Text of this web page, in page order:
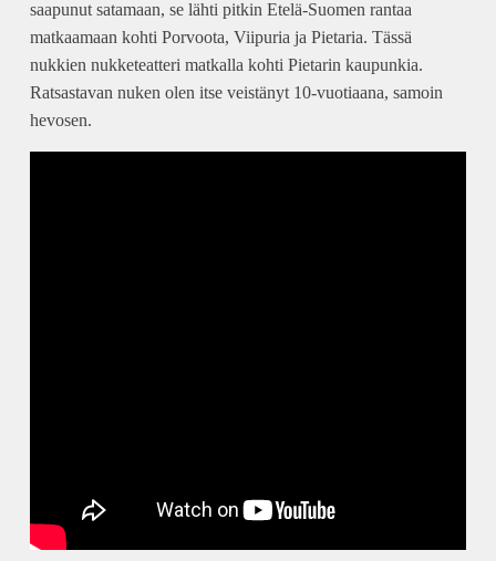
saapunut satamaan, se lähti pitkin Etelä-Suomen rantaa
matkaamaan kohti Porvoota, Viipuria ja Pietaria. Tässä
nukkien nukketeatteri matkalla kohti Pietarin kaupunkia.
Ratsastavan nuken olen itse veistänyt 10-vuotiaana, samoin
hevosen.